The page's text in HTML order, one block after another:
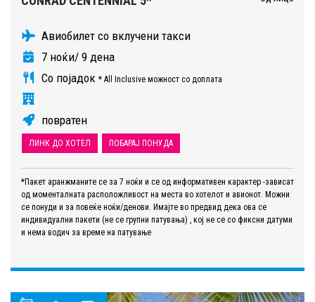
Авиобилет со вклучени такси
7 ноќи/ 9 дена
Со појадок * All Inclusive можност со доплата
повратен
ЛИНК ДО ХОТЕЛ ПОБАРАЈ ПОНУДА
*Пакет аранжманите се за 7 ноќи и се од информативен карактер -зависат
од моменталната расположливост на места во хотелот и авионот. Можни
се понуди и за повеќе ноќи/денови. Имајте во предвид дека ова се
индивидуални пакети (не се групни патувања) , кој не се со фиксни датуми
и нема водич за време на патување